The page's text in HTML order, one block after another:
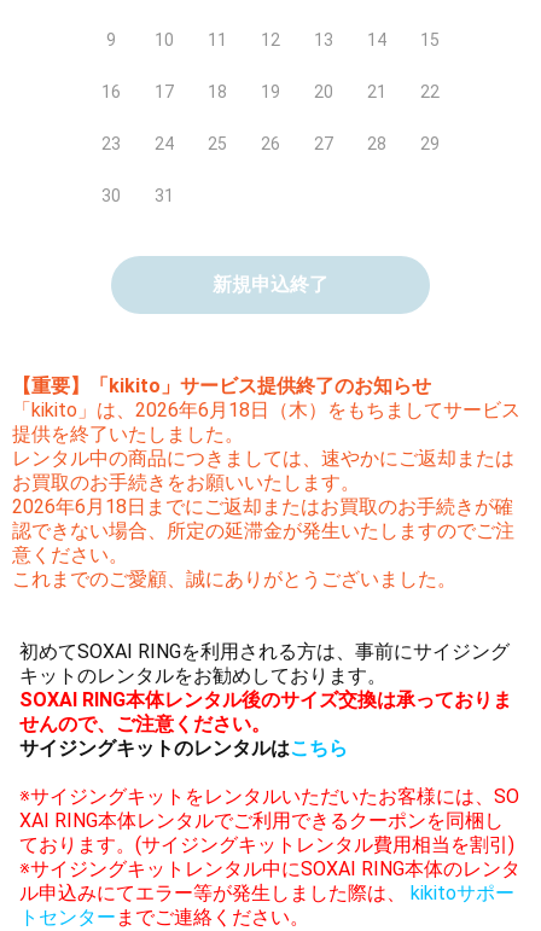
9 10 11 12 13 14 15
16 17 18 19 20 21 22
23 24 25 26 27 28 29
30 31
新規申込終了
【重要】「kikito」サービス提供終了のお知らせ
「kikito」は、2026年6月18日（木）をもちましてサービス
提供を終了いたしました。
レンタル中の商品につきましては、速やかにご返却または
お買取のお手続きをお願いいたします。
2026年6月18日までにご返却またはお買取のお手続きが確
認できない場合、所定の延滞金が発生いたしますのでご注
意ください。
これまでのご愛顧、誠にありがとうございました。
初めてSOXAI RINGを利用される方は、事前にサイジング
キットのレンタルをお勧めしております。
SOXAI RING本体レンタル後のサイズ交換は承っておりま
せんので、ご注意ください。
サイジングキットのレンタルはこちら
※サイジングキットをレンタルいただいたお客様には、SO
XAI RING本体レンタルでご利用できるクーポンを同梱し
ております。(サイジングキットレンタル費用相当を割引)
※サイジングキットレンタル中にSOXAI RING本体のレンタ
ル申込みにてエラー等が発生しました際は、
kikitoサポー
トセンター までご連絡ください。